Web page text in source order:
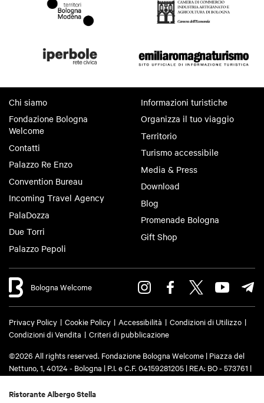
Ristorante Albergo Stella
Chi siamo
Fondazione Bologna
Welcome
Contatti
Palazzo Re Enzo
Convention Bureau
Incoming Travel Agency
PalaDozza
Due Torri
Palazzo Pepoli
Informazioni turistiche
Organizza il tuo viaggio
Territorio
Turismo accessibile
Media & Press
Download
Blog
Promenade Bologna
Gift Shop
Bologna Welcome
Privacy Policy Cookie Policy Accessibilità
Condizioni di Utilizzo
Condizioni di Vendita
Criteri di pubblicazione
©2026 All rights reserved. Fondazione Bologna Welcome | Piazza del
Nettuno, 1, 40124 - Bologna | P.I. e C.F. 04159281205 | REA: BO - 573761 |
PEC:fondazionebolognawelcome@legalmail.it